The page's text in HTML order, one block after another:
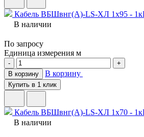
Кабель ВБШвнг(A)-LS-ХЛ 1х95 -
В наличии
По запросу
Единица измерения м
-
+
В корзину
В корзину
Купить в 1 клик
Кабель ВБШвнг(A)-LS-ХЛ 1х70 -
В наличии